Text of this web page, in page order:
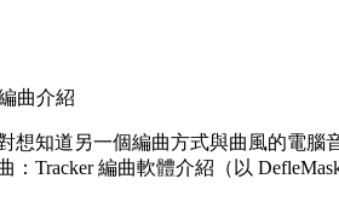
曲介紹
想知道另一個編曲方式與曲風的電腦
：Tracker 編曲軟體介紹（以